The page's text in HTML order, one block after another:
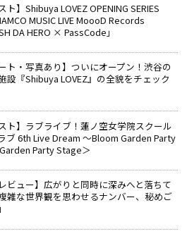
ト】Shibuya LOVEZ OPENING SERIES
MUSIC LIVE MoooD Records
DA HERO × PassCode」
ト・写真あり】ついにオープン！渋谷の
設『Shibuya LOVEZ』の全貌をチェック
ト】ラブライブ！蓮ノ空女学院スクール
ブ 6th Live Dream ～Bloom Garden Party
Party Stage＞
ビュー】広がりと同時に深みへと落ちて
雑な世界観を思わせるナンバー、秘めご